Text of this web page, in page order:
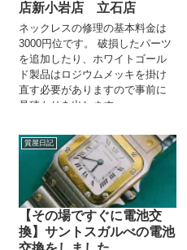
店新小岩店 立石店
ネックレスの修理の基本料金は
3000円位です。 破損したパーツ
を追加したり、ホワイトゴール
ド製品はロジウムメッキを掛け
直す必要がありますので事前に
見積もりを出します。
質屋日記
【その場ですぐに電池交
換】サントスガルべの電池